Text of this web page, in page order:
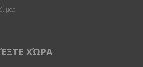
μας
ΧΏΡΑ